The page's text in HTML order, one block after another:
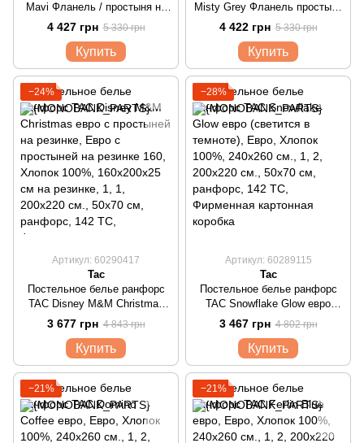
Mavi Фланель / простыня на
резинке
4 427 грн 5 330 грн
Купить
Misty Grey Фланель простынь
на резинке
4 422 грн 5 330 грн
Купить
−24%
Артикул: 60290417
Tac
Постельное белье ранфорс
TAC Disney M&M Christmas
евро с простыней на резинке
3 677 грн 4 843 грн
Купить
−28%
Артикул: 60289115
Tac
Постельное белье ранфорс
TAC Snowflake Glow евро
(светится в темноте)
3 467 грн 4 802 грн
Купить
−21% −21%